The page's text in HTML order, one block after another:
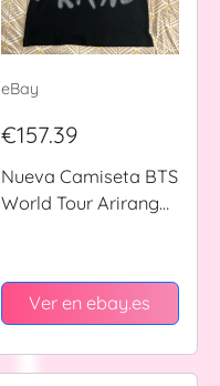
eBay
€157.39
Nueva Camiseta BTS
World Tour Arirang
(Talla Pequeña)
Ver en ebay.es